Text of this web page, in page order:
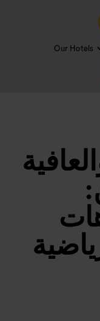
Our Hotels